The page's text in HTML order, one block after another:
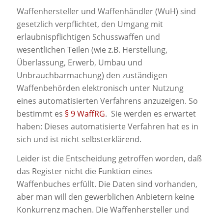
Waffenhersteller und Waffenhändler (WuH) sind
gesetzlich verpflichtet, den Umgang mit
erlaubnispflichtigen Schusswaffen und
wesentlichen Teilen (wie z.B. Herstellung,
Überlassung, Erwerb, Umbau und
Unbrauchbarmachung) den zuständigen
Waffenbehörden elektronisch unter Nutzung
eines automatisierten Verfahrens anzuzeigen. So
bestimmt es § 9 WaffRG. Sie werden es erwartet
haben: Dieses automatisierte Verfahren hat es in
sich und ist nicht selbsterklärend.
Leider ist die Entscheidung getroffen worden, daß
das Register nicht die Funktion eines
Waffenbuches erfüllt. Die Daten sind vorhanden,
aber man will den gewerblichen Anbietern keine
Konkurrenz machen. Die Waffenhersteller und